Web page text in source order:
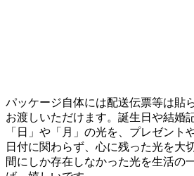
パッケージ自体には配送伝票等は貼
お渡しいただけます。誕生日や結婚
「日」や「月」の光を、プレゼント
日付に関わらず、心に残った光を大
間にしか存在しなかった光を生活の